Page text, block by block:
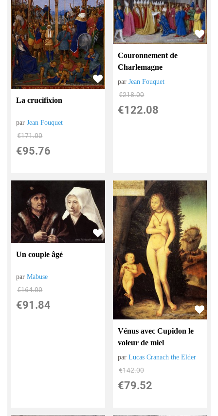
La crucifixion
parJean Fouquet
€171.00
€95.76
Couronnement de
Charlemagne
parJean Fouquet
€218.00
€122.08
Un couple âgé
parMabuse
€164.00
€91.84
Vénus avec Cupidon le
voleur de miel
parLucas Cranach the Elder
€142.00
€79.52